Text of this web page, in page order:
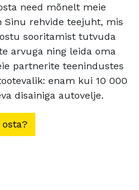
need mõnelt meie
Sinu rehvide teejuht, mis
sooritamist tutvuda
arvuga ning leida oma
partnerite teenindustes
enam kui 10 000
disainiga autovelje.